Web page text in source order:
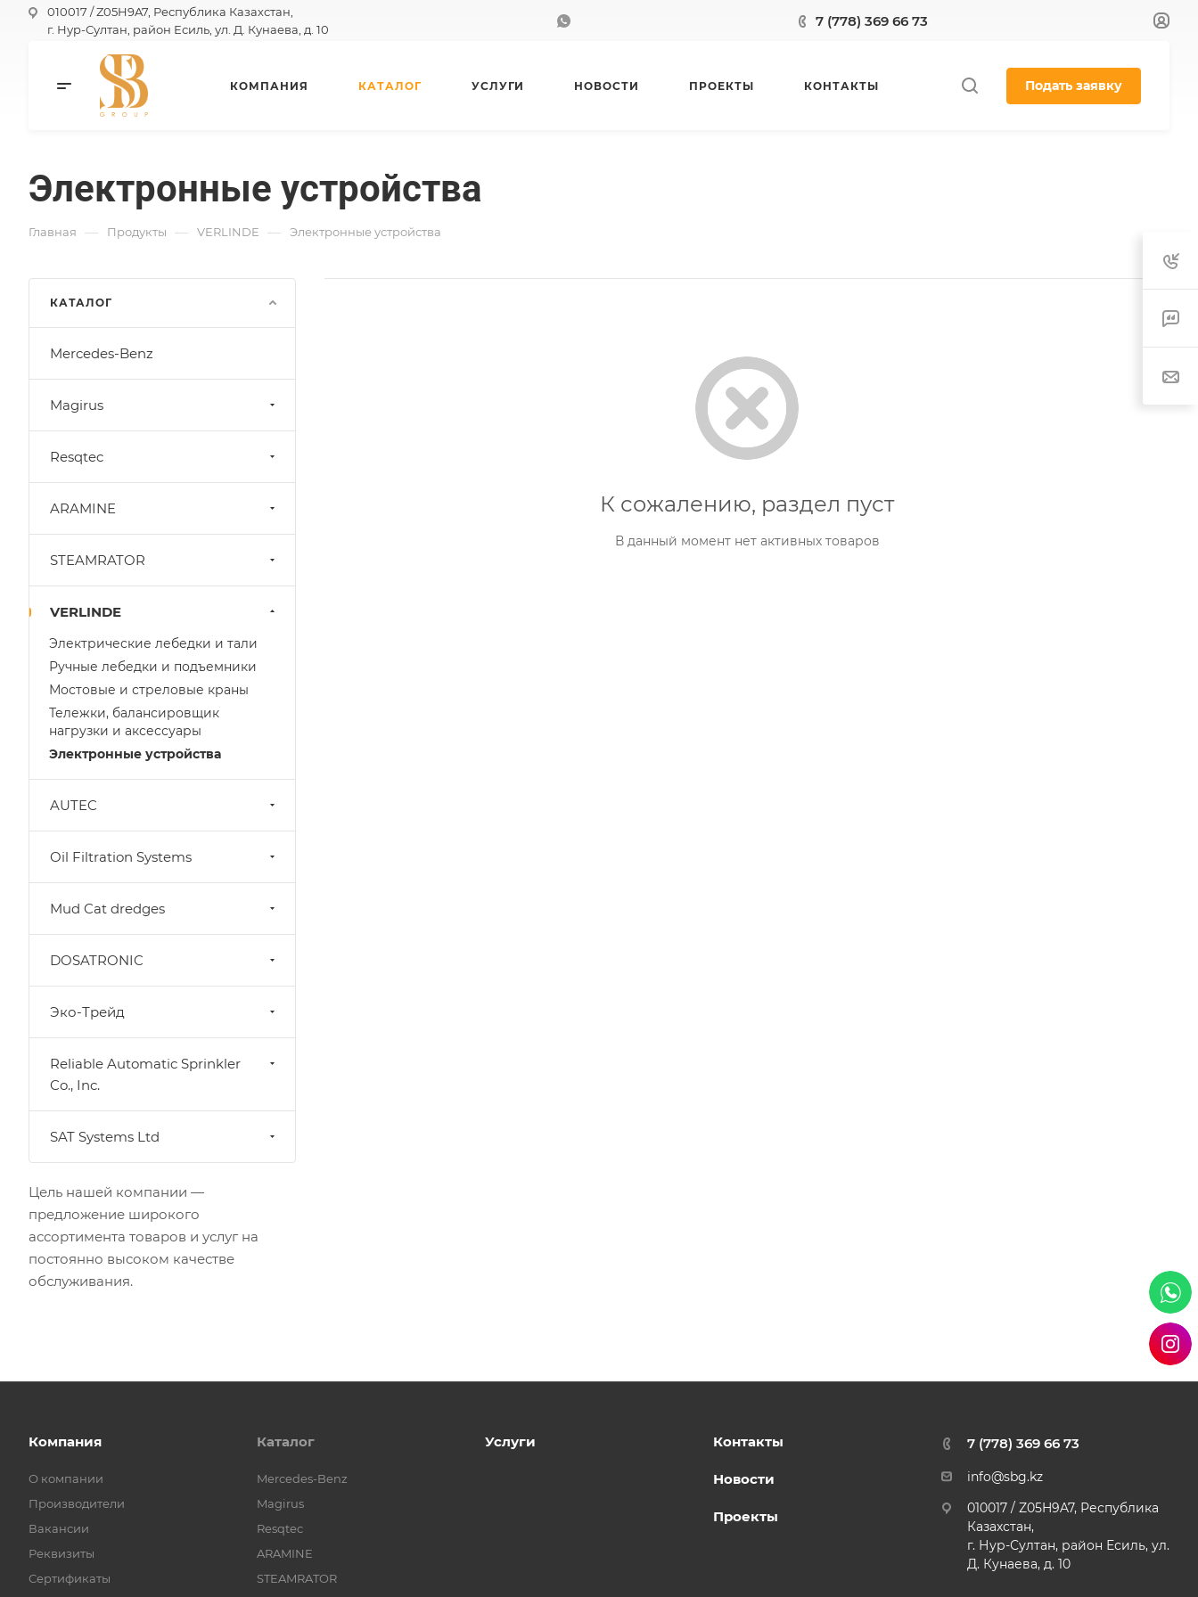
010017 / Z05H9A7, Республика Казахстан,
г. Нур-Султан, район Есиль, ул. Д. Кунаева, д. 10
7 (778) 369 66 73
КОМПАНИЯ КАТАЛОГ УСЛУГИ НОВОСТИ ПРОЕКТЫ КОНТАКТЫ Подать заявку
Электронные устройства
Главная — Продукты — VERLINDE — Электронные устройства
К сожалению, раздел пуст
В данный момент нет активных товаров
КАТАЛОГ
Mercedes-Benz
Magirus
Resqtec
ARAMINE
STEAMRATOR
VERLINDE
Электрические лебедки и тали
Ручные лебедки и подъемники
Мостовые и стреловые краны
Тележки, балансировщик
нагрузки и аксессуары
Электронные устройства
AUTEC
Oil Filtration Systems
Mud Cat dredges
DOSATRONIC
Эко-Трейд
Reliable Automatic Sprinkler
Co., Inc.
SAT Systems Ltd
Цель нашей компании —
предложение широкого
ассортимента товаров и услуг на
постоянно высоком качестве
обслуживания.
Компания
О компании
Производители
Вакансии
Реквизиты
Сертификаты
Каталог
Mercedes-Benz
Magirus
Resqtec
ARAMINE
STEAMRATOR
Услуги Контакты
Новости
Проекты
7 (778) 369 66 73
info@sbg.kz
010017 / Z05H9A7, Республика
Казахстан,
г. Нур-Султан, район Есиль, ул.
Д. Кунаева, д. 10